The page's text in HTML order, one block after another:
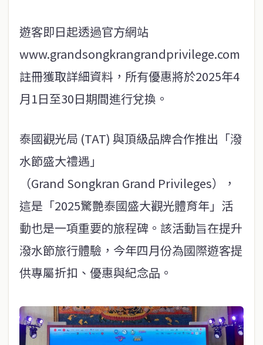
遊客即日起透過官方網站
www.grandsongkrangrandprivilege.com
註冊獲取詳細資料，所有優惠將於2025年4
月1日至30日期間進行兌換。
泰國觀光局 (TAT) 與頂級品牌合作推出「潑
水節盛大禮遇」
（Grand Songkran Grand Privileges），
這是「2025驚艷泰國盛大觀光體育年」活
動也是一項重要的旅程碑。該活動旨在提升
潑水節旅行體驗，今年四月份為國際遊客提
供專屬折扣、優惠與紀念品。